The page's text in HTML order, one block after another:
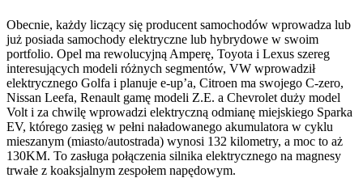
Obecnie, każdy liczący się producent samochodów wprowadza lub
już posiada samochody elektryczne lub hybrydowe w swoim
portfolio. Opel ma rewolucyjną Amperę, Toyota i Lexus szereg
interesujących modeli różnych segmentów, VW wprowadził
elektrycznego Golfa i planuje e-up’a, Citroen ma swojego C-zero,
Nissan Leefa, Renault gamę modeli Z.E. a Chevrolet duży model
Volt i za chwilę wprowadzi elektryczną odmianę miejskiego Sparka
EV, którego zasięg w pełni naładowanego akumulatora w cyklu
mieszanym (miasto/autostrada) wynosi 132 kilometry, a moc to aż
130KM. To zasługa połączenia silnika elektrycznego na magnesy
trwałe z koaksjalnym zespołem napędowym.